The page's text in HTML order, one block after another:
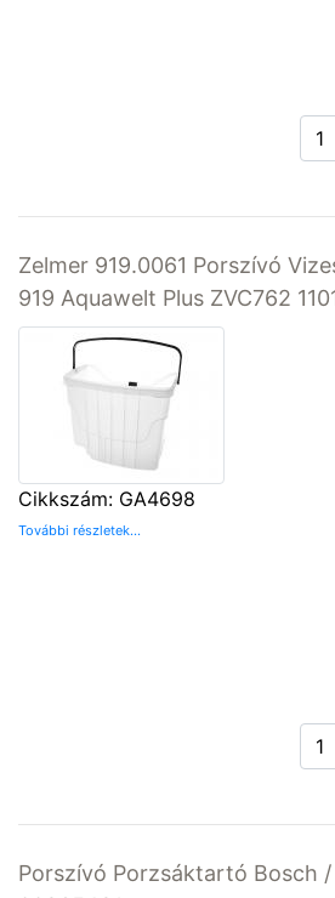
Zelmer 919.0061 Porszívó
919 Aquawelt Plus ZVC762
Cikkszám: GA4698
További részletek...
Porszívó Porzsáktartó Bosch /